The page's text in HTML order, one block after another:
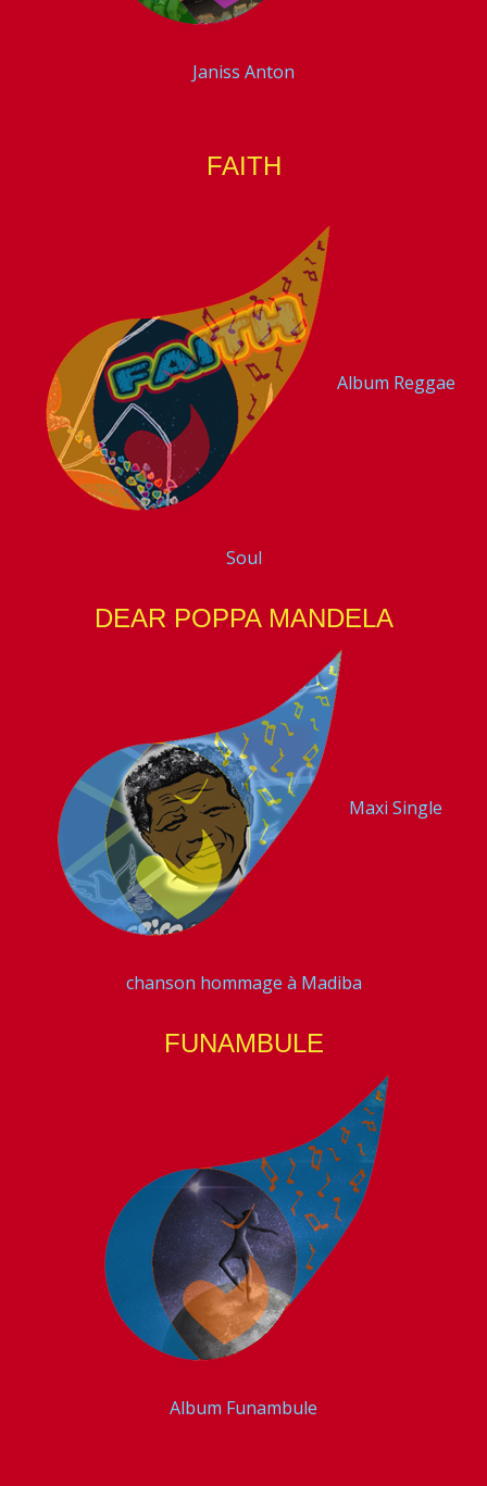
Janiss Anton
FAITH
Album Reggae
Soul
DEAR POPPA MANDELA
Maxi Single
chanson hommage à Madiba
FUNAMBULE
Album Funambule